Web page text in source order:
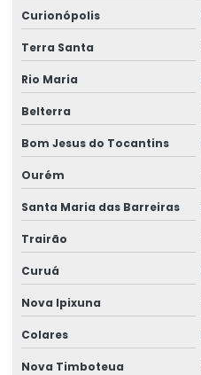
Curionópolis
Terra Santa
Rio Maria
Belterra
Bom Jesus do Tocantins
Ourém
Santa Maria das Barreiras
Trairão
Curuá
Nova Ipixuna
Colares
Nova Timboteua